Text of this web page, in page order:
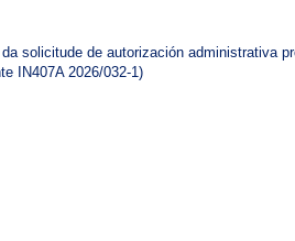
solicitude de autorización administrativa
IN407A 2026/032-1)